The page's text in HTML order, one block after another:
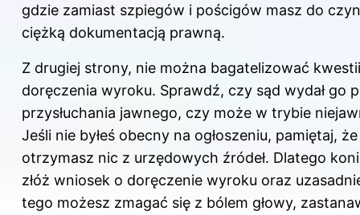
gdzie zamiast szpiegów i pościgów masz do
ciężką dokumentacją prawną.
Z drugiej strony, nie można bagatelizować kwestii
doręczenia wyroku. Sprawdź, czy sąd wydał go
przysłuchania jawnego, czy może w trybie
Jeśli nie byłeś obecny na ogłoszeniu, pamiętaj,
otrzymasz nic z urzędowych źródeł. Dlatego
złóż wniosek o doręczenie wyroku oraz
tego możesz zmagać się z bólem głowy,